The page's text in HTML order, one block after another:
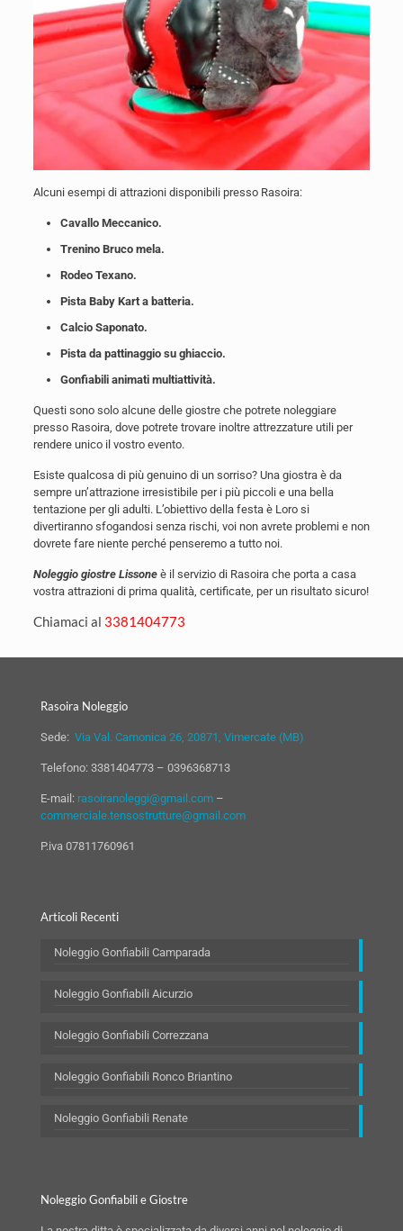
Alcuni esempi di attrazioni disponibili presso Rasoira:
Cavallo Meccanico.
Trenino Bruco mela.
Rodeo Texano.
Pista Baby Kart a batteria.
Calcio Saponato.
Pista da pattinaggio su ghiaccio.
Gonfiabili animati multiattività.
Questi sono solo alcune delle giostre che potrete noleggiare
presso Rasoira, dove potrete trovare inoltre attrezzature utili per
rendere unico il vostro evento.
Esiste qualcosa di più genuino di un sorriso? Una giostra è da
sempre un’attrazione irresistibile per i più piccoli e una bella
tentazione per gli adulti. L’obiettivo della festa è Loro si
divertiranno sfogandosi senza rischi, voi non avrete problemi e non
dovrete fare niente perché penseremo a tutto noi.
Noleggio giostre Lissoneè il servizio di Rasoira che porta a casa
vostra attrazioni di prima qualità, certificate, per un risultato sicuro!
Chiamaci al 3381404773
Rasoira Noleggio
Sede: Via Val. Camonica 26, 20871, Vimercate (MB)
Telefono: 3381404773 – 0396368713
E-mail: rasoiranoleggi@gmail.com –
commerciale.tensostrutture@gmail.com
P.iva 07811760961
Articoli Recenti
Noleggio Gonfiabili Camparada
Noleggio Gonfiabili Aicurzio
Noleggio Gonfiabili Correzzana
Noleggio Gonfiabili Ronco Briantino
Noleggio Gonfiabili Renate
Noleggio Gonfiabili e Giostre